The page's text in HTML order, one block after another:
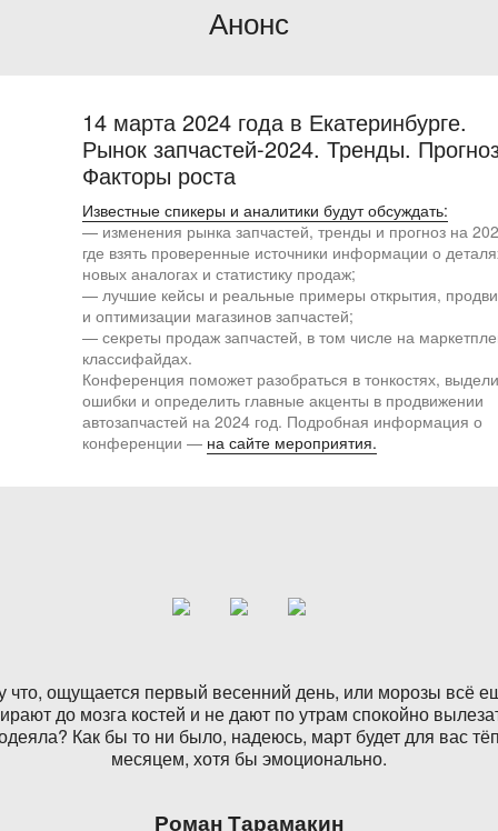
Анонс
14 марта 2024 года в Екатеринбурге.
Рынок запчастей-2024. Тренды.
Факторы роста
Известные спикеры и аналитики будут обсуждать:
— изменения рынка запчастей, тренды и прогноз на
где взять проверенные источники информации о
новых аналогах и статистику продаж;
— лучшие кейсы и реальные примеры открытия,
и оптимизации магазинов запчастей;
— секреты продаж запчастей, в том числе на
классифайдах.
Конференция поможет разобраться в тонкостях,
ошибки и определить главные акценты в продвижении
автозапчастей на 2024 год. Подробная информация о
конференции — на сайте мероприятия.
что, ощущается первый весенний день, или морозы всё
до мозга костей и не дают по утрам спокойно
Как бы то ни было, надеюсь, март будет для вас
месяцем, хотя бы эмоционально.
Роман Тарамакин